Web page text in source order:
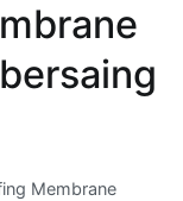
Membrane